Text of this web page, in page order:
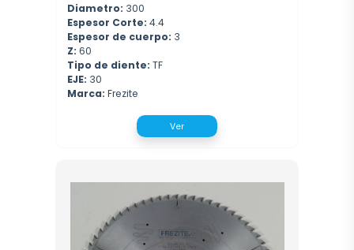
Diametro: 300
Espesor Corte: 4.4
Espesor de cuerpo: 3
Z: 60
Tipo de diente: TF
EJE: 30
Marca: Frezite
Ver